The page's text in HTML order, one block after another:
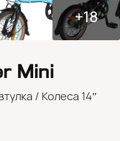
+18
Mini
/ Колеса 14″